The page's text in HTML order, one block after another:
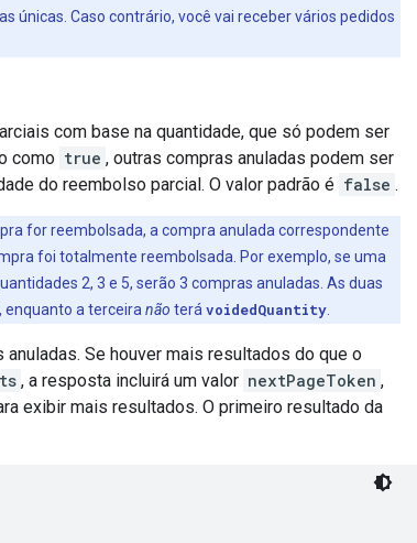
únicas. Caso contrário, você vai receber vários pedidos
com base na quantidade, que só podem ser
como true , outras compras anuladas podem ser
do reembolso parcial. O valor padrão é false .
for reembolsada, a compra anulada correspondente
foi totalmente reembolsada. Por exemplo, se uma
2, 3 e 5, serão 3 compras anuladas. As duas
enquanto a terceira não terá voidedQuantity
Se houver mais resultados do que o
, a resposta incluirá um valor nextPageToken ,
exibir mais resultados. O primeiro resultado da